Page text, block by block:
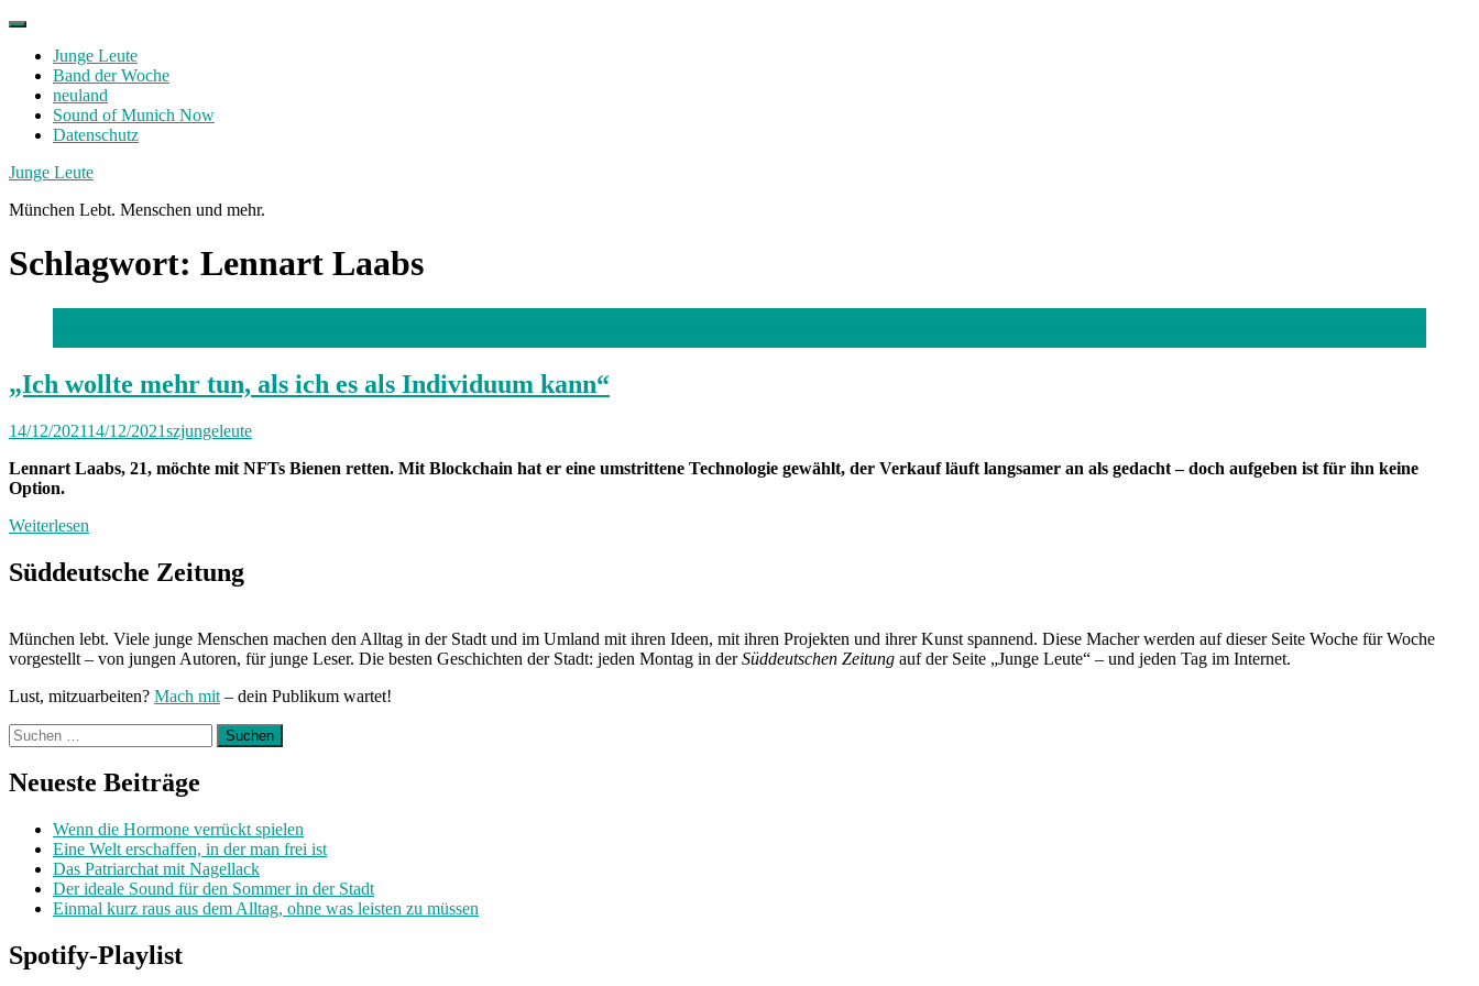
Skip
contentJunge Leute
Band der Woche
neuland
Sound of Munich Now
Datenschutz
Facebook
Twitter
Instagram
Junge Leute
München Lebt. Menschen und mehr.
Schlagwort: Lennart Laabs
„Ich wollte mehr tun, als ich es als Individuum kann“
14/12/202114/12/2021szjungeleute
Lennart Laabs, 21, möchte mit NFTs Bienen retten. Mit Blockchain hat er eine umstrittene Technologie gewählt, der Verkauf läuft langsamer an als gedacht – doch aufgeben ist für ihn keine
Option.
Weiterlesen
Süddeutsche Zeitung
München lebt. Viele junge Menschen machen den Alltag in der Stadt und im Umland mit ihren Ideen, mit ihren Projekten und ihrer Kunst spannend. Diese Macher werden auf dieser Seite Woche für Woche
vorgestellt – von jungen Autoren, für junge Leser. Die besten Geschichten der Stadt: jeden Montag in derSüddeutschen Zeitung auf der Seite „Junge Leute“ – und jeden Tag im Internet.
Lust, mitzuarbeiten? Mach mit – dein Publikum wartet!
Suchen
nach:
Neueste Beiträge
Wenn die Hormone verrückt spielen
Eine Welt erschaffen, in der man frei ist
Das Patriarchat mit Nagellack
Der ideale Sound für den Sommer in der Stadt
Einmal kurz raus aus dem Alltag, ohne was leisten zu müssen
Spotify-Playlist